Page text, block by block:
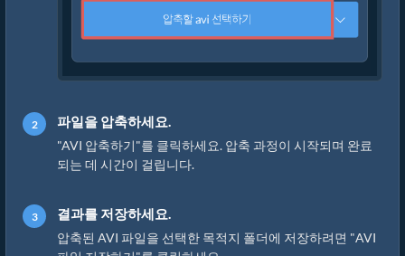
파일을 압축하세요.
"AVI 압축하기"를 클릭하세요. 압축 과정이 시작되며 완료
되는 데 시간이 걸립니다.
결과를 저장하세요.
압축된 AVI 파일을 선택한 목적지 폴더에 저장하려면 "AVI